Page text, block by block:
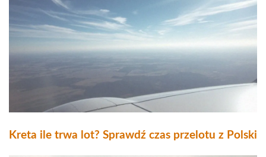
Kreta ile trwa lot? Sprawdź czas przelotu z Polski